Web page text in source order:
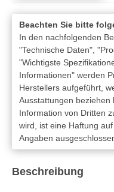
Beachten Sie bitte
In den nachfolgenden
"Technische Daten",
"Wichtigste
Informationen" werden
Herstellers aufgeführt,
Ausstattungen beziehen
Information von Dritten
wird, ist eine Haftung
Angaben
Beschreibung